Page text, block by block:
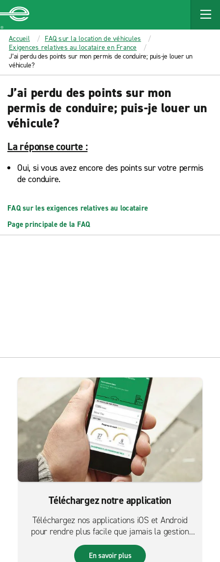
MAIN
CONTENT
Enterprise
Accueil
FAQ sur la location de véhicules
Exigences relatives au locataire en France
J’ai perdu des points sur mon permis de conduire; puis-je louer un
véhicule?
J’ai perdu des points sur mon
permis de conduire; puis-je louer un
véhicule?
La réponse courte :
Oui, si vous avez encore des points sur votre permis
de conduire.
FAQ sur les exigences relatives au locataire
Page principale de la FAQ
Téléchargez notre application
Téléchargez nos applications iOS et Android
pour rendre plus facile que jamais la gestion
des réservations sur le pouce.
En savoir plus